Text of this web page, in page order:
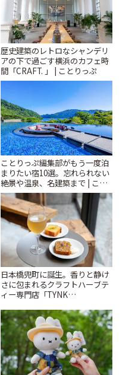
歴史建築のレトロなシャンデリ
アの下で過ごす横浜のカフェ時
間「CRAFT. 」 | ことりっぷ
ことりっぷ編集部がもう一度泊
まりたい宿10選。忘れられない
絶景や温泉、名建築まで | こと
りっぷ
日本橋兜町に誕生。香りと静け
さに包まれるクラフトハーブテ
ィー専門店「TYNK